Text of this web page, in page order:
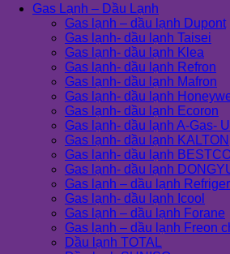
Gas Lạnh – Dầu Lạnh
Gas lạnh – dầu lạnh Dupont
Gas lạnh- dầu lạnh Taisei
Gas lạnh- dầu lạnh Klea
Gas lạnh- dầu lạnh Refron
Gas lạnh- dầu lạnh Mafron
Gas lạnh- dầu lạnh
Gas lạnh- dầu lạnh Ecoron
Gas lạnh- dầu lạnh A-Gas-
Gas lạnh- dầu lạnh KALTON
Gas lạnh- dầu lạnh
Gas lạnh- dầu lạnh
Gas lạnh – dầu lạnh
Gas lạnh- dầu lạnh Icool
Gas lạnh – dầu lạnh Forane
Gas lạnh – dầu lạnh Freon
Dầu lạnh TOTAL